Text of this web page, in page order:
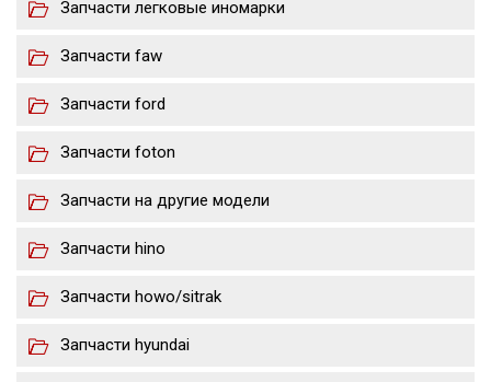
Запчасти легковые иномарки
Запчасти faw
Запчасти ford
Запчасти foton
Запчасти на другие модели
Запчасти hino
Запчасти howo/sitrak
Запчасти hyundai